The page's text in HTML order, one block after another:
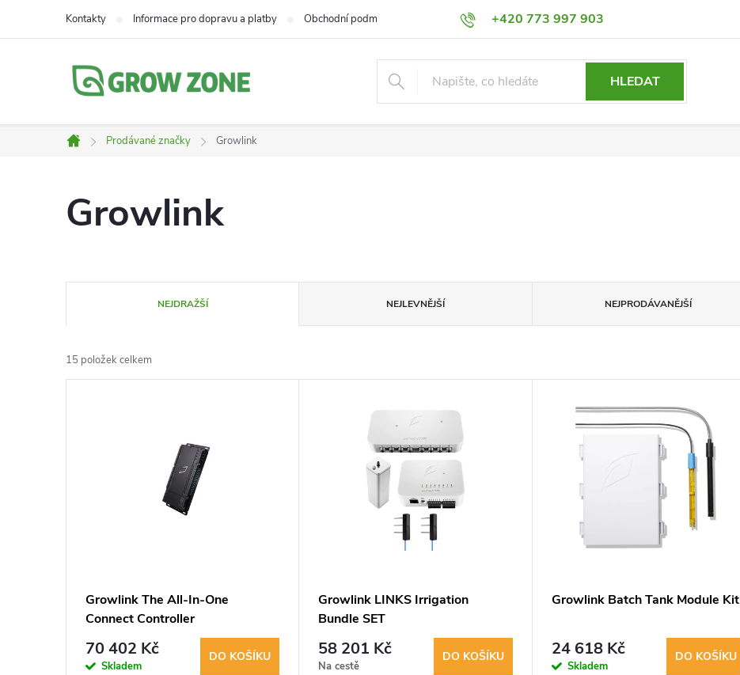
+420 773 997 903
Kontakty Informace pro dopravu a platby Obchodní podmínky Výměna a Vrácení Podmínky ochrany osobních údajů
HLEDAT
Domů
Prodávané značky Growlink
Growlink
a
z
NEJDRAŽŠÍ NEJLEVNĚJŠÍ NEJPRODÁVANĚJŠÍ
15 položek celkem
Growlink The All-In-One
Connect Controller
70 402 Kč
Skladem
DO KOŠÍKU
Growlink LINKS Irrigation
Bundle SET
58 201 Kč
Na cestě
DO KOŠÍKU
Growlink Batch Tank Module Kit
24 618 Kč
Skladem
DO KOŠÍKU